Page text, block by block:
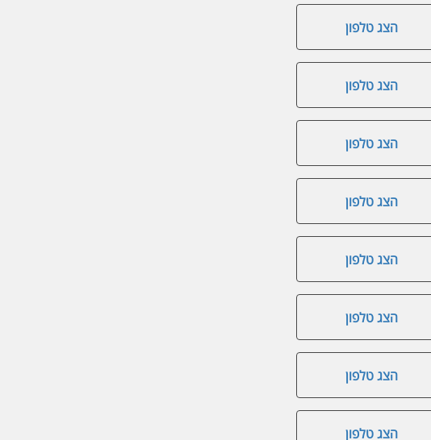
הצג טלפון
הצג טלפון
הצג טלפון
הצג טלפון
הצג טלפון
הצג טלפון
הצג טלפון
הצג טלפון